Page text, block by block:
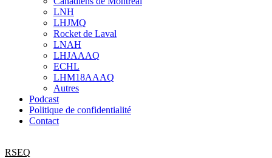
sub
menu
LNH
LHJMQ
Rocket de Laval
LNAH
LHJAAAQ
ECHL
LHM18AAAQ
Autres
Podcast
Politique de confidentialité
Contact
RSEQ